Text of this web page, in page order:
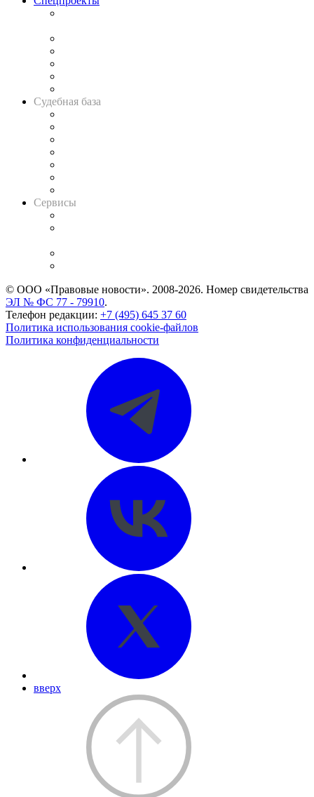
Судебная база
Сервисы
© ООО «Правовые новости». 2008-2026. Номер свидетельства
ЭЛ № ФС 77 - 79910.
Телефон редакции: +7 (495) 645 37 60
Политика использования cookie-файлов
Политика конфиденциальности
вверх